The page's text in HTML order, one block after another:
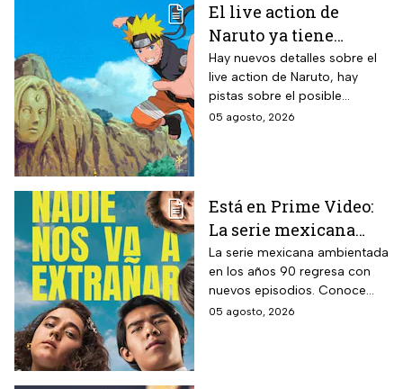
El live action de
Naruto ya tiene
director y así avanza
el casting de la
película
Hay nuevos detalles sobre el
live action de Naruto, hay
pistas sobre el posible
enfoque de la historia y
05 agosto, 2026
Está en Prime Video:
La serie mexicana
noventera de la que
todos están hablando
y que se ve en un fin
de semana
La serie mexicana ambientada
en los años 90 regresa con
nuevos episodios. Conoce
cuándo se estrena, qué
05 agosto, 2026